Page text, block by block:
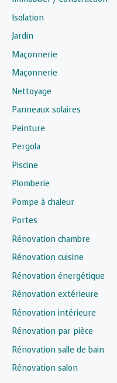
Isolation
Jardin
Maçonnerie
Maçonnerie
Nettoyage
Panneaux solaires
Peinture
Pergola
Piscine
Plomberie
Pompe à chaleur
Portes
Rénovation chambre
Rénovation cuisine
Rénovation énergétique
Rénovation extérieure
Rénovation intérieure
Rénovation par pièce
Rénovation salle de bain
Rénovation salon